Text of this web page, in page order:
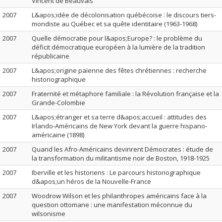
2007
L&apos;idée de décolonisation québécoise : le discours tiers-
mondiste au Québec et sa quête identitaire (1963-1968)
2007
Quelle démocratie pour l&apos;Europe? : le problème du
déficit démocratique européen à la lumière de la tradition
républicaine
2007
L&apos;origine païenne des fêtes chrétiennes : recherche
historiographique
2007
Fraternité et métaphore familiale : la Révolution française et la
Grande-Colombie
2007
L&apos;étranger et sa terre d&apos;accueil : attitudes des
Irlando-Américains de New York devant la guerre hispano-
américaine (1898)
2007
Quand les Afro-Américains devinrent Démocrates : étude de
la transformation du militantisme noir de Boston, 1918-1925
2007
Iberville et les historiens : Le parcours historiographique
d&apos;un héros de la Nouvelle-France
2007
Woodrow Wilson et les philanthropes américains face à la
question ottomane : une manifestation méconnue du
wilsonisme